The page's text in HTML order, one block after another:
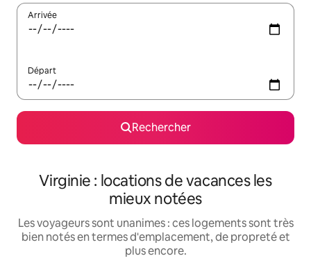
Arrivée
Départ
Rechercher
Virginie : locations de vacances les
mieux notées
Les voyageurs sont unanimes : ces logements sont très
bien notés en termes d'emplacement, de propreté et
plus encore.